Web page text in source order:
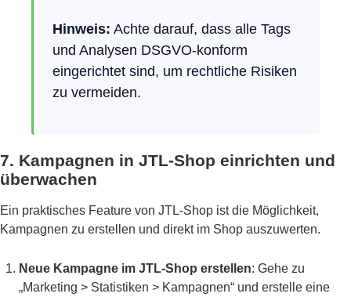
Hinweis: Achte darauf, dass alle Tags
und Analysen DSGVO-konform
eingerichtet sind, um rechtliche Risiken
zu vermeiden.
7. Kampagnen in JTL-Shop einrichten und
überwachen
Ein praktisches Feature von JTL-Shop ist die Möglichkeit,
Kampagnen zu erstellen und direkt im Shop auszuwerten.
Neue Kampagne im JTL-Shop erstellen: Gehe zu
„Marketing > Statistiken > Kampagnen“ und erstelle eine